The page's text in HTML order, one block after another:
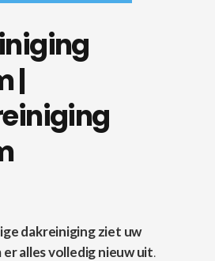
|
dakreiniging ziet uw
er alles volledig nieuw uit.